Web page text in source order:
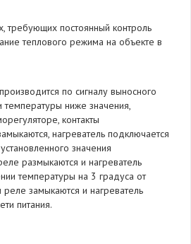
требующих постоянный контроль
теплового режима на объекте в
по сигналу выносного
температуры ниже значения,
контакты
нагреватель подключается
значения
размыкаются и нагреватель
температуры на 3 градуса от
реле замыкаются и нагреватель
питания.